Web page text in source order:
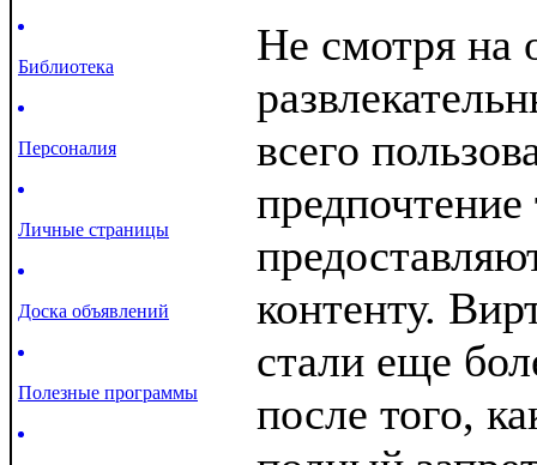
Библиотека
Персоналия
Личные страницы
Доска объявлений
Полезные программы
Не смотря на
всего
контенту.
стали еще
после того,